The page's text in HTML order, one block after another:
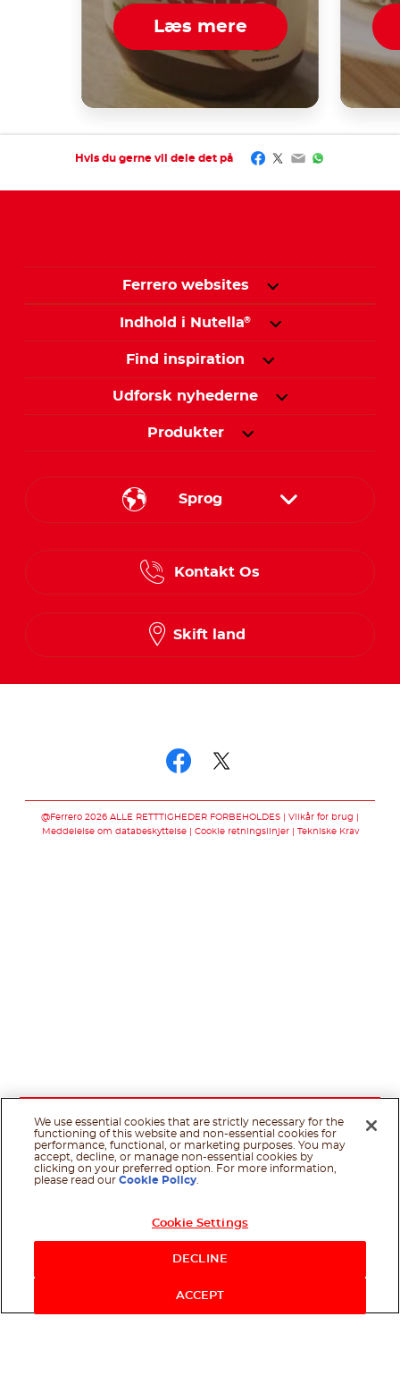
Læs mere
Hvis du gerne vil dele det på Facebook
Twitter
EmailWhatsApp
Ferrero websites
Indhold i Nutella®
Find inspiration
Udforsk nyhederne
Produkter
Sprog
Norwegian
Kontakt Os
Skift land
@Ferrero 2026 ALLE RETTTIGHEDER FORBEHOLDES
Vilkår for brug
Meddelelse om databeskyttelse
Cookie retningslinjer Tekniske Krav
We use essential cookies that are strictly necessary for the
functioning of this website and non-essential cookies for
performance, functional, or marketing purposes. You may
accept, decline, or manage non-essential cookies by
clicking on your preferred option. For more information,
please read ourCookie Policy
Cookie Settings
DECLINE
ACCEPT